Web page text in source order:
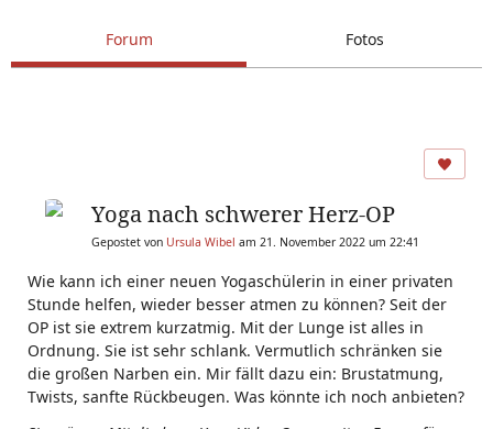
Forum Fotos
Yoga nach schwerer Herz-OP
Gepostet von Ursula Wibel am 21. November 2022 um 22:41
Wie kann ich einer neuen Yogaschülerin in einer privaten
Stunde helfen, wieder besser atmen zu können? Seit der
OP ist sie extrem kurzatmig. Mit der Lunge ist alles in
Ordnung. Sie ist sehr schlank. Vermutlich schränken sie
die großen Narben ein. Mir fällt dazu ein: Brustatmung,
Twists, sanfte Rückbeugen. Was könnte ich noch anbieten?